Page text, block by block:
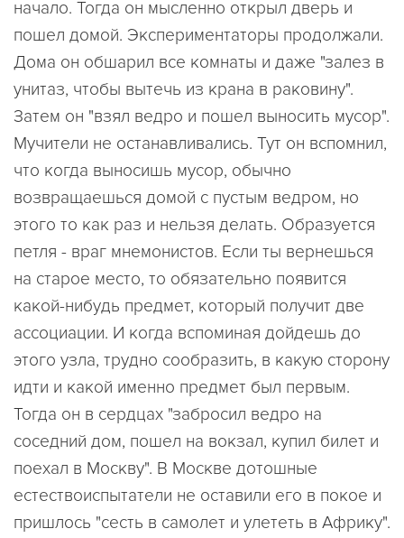
начало. Тогда он мысленно открыл дверь и
пошел домой. Экспериментаторы продолжали.
Дома он обшарил все комнаты и даже "залез в
унитаз, чтобы вытечь из крана в раковину".
Затем он "взял ведро и пошел выносить мусор".
Мучители не останавливались. Тут он вспомнил,
что когда выносишь мусор, обычно
возвращаешься домой с пустым ведром, но
этого то как раз и нельзя делать. Образуется
петля - враг мнемонистов. Если ты вернешься
на старое место, то обязательно появится
какой-нибудь предмет, который получит две
ассоциации. И когда вспоминая дойдешь до
этого узла, трудно сообразить, в какую сторону
идти и какой именно предмет был первым.
Тогда он в сердцах "забросил ведро на
соседний дом, пошел на вокзал, купил билет и
поехал в Москву". В Москве дотошные
естествоиспытатели не оставили его в покое и
пришлось "сесть в самолет и улететь в Африку".